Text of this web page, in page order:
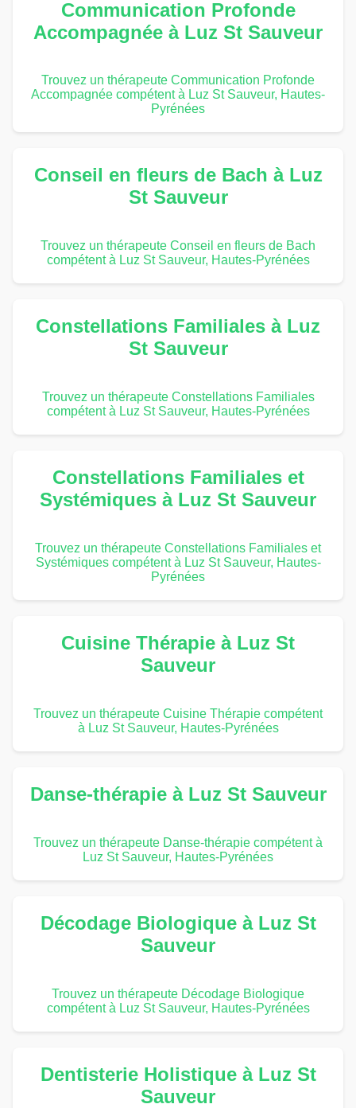
Communication Profonde
Accompagnée à Luz St Sauveur
Trouvez un thérapeute Communication Profonde
Accompagnée compétent à Luz St Sauveur, Hautes-
Pyrénées
Conseil en fleurs de Bach à Luz
St Sauveur
Trouvez un thérapeute Conseil en fleurs de Bach
compétent à Luz St Sauveur, Hautes-Pyrénées
Constellations Familiales à Luz
St Sauveur
Trouvez un thérapeute Constellations Familiales
compétent à Luz St Sauveur, Hautes-Pyrénées
Constellations Familiales et
Systémiques à Luz St Sauveur
Trouvez un thérapeute Constellations Familiales et
Systémiques compétent à Luz St Sauveur, Hautes-
Pyrénées
Cuisine Thérapie à Luz St
Sauveur
Trouvez un thérapeute Cuisine Thérapie compétent
à Luz St Sauveur, Hautes-Pyrénées
Danse-thérapie à Luz St Sauveur
Trouvez un thérapeute Danse-thérapie compétent à
Luz St Sauveur, Hautes-Pyrénées
Décodage Biologique à Luz St
Sauveur
Trouvez un thérapeute Décodage Biologique
compétent à Luz St Sauveur, Hautes-Pyrénées
Dentisterie Holistique à Luz St
Sauveur